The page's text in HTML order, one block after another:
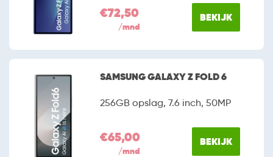
€72,50
/mnd
BEKIJK
SAMSUNG GALAXY Z FOLD 6
256GB opslag, 7.6 inch, 50MP
€65,00
/mnd
BEKIJK